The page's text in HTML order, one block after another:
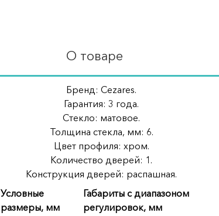
О товаре
Бренд: Cezares.
Гарантия: 3 года.
Стекло: матовое.
Толщина стекла, мм: 6.
Цвет профиля: хром.
Количество дверей: 1.
Конструкция дверей: распашная.
Условные
размеры, мм
Габариты с диапазоном
регулировок, мм